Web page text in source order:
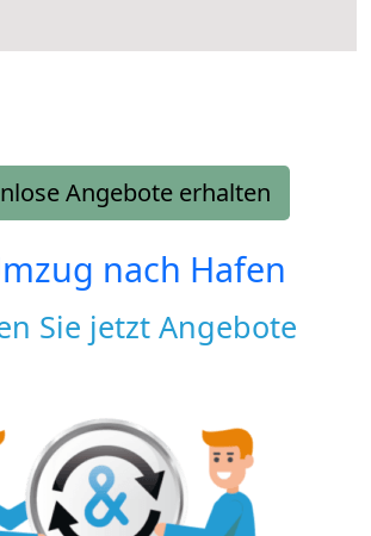
Angebote erhalten
nach Hafen
Sie jetzt Angebote